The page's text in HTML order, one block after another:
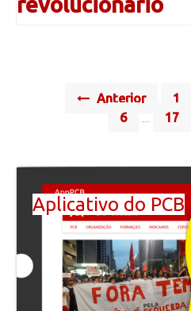
Anterior 1
6
17
Aplicativo do PCB